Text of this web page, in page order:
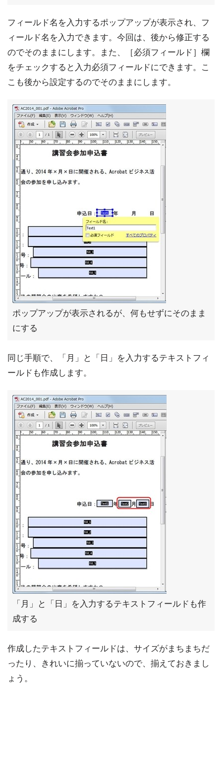
フィールド名を入力するポップアップが表示され、フ
ィールド名を入力できます。今回は、後から修正する
のでそのままにします。また、［必須フィールド］欄
をチェックすると入力必須フィールドにできます。こ
こも後から設定するのでそのままにします。
ポップアップが表示されるが、何もせずにそのまま
にする
同じ手順で、「月」と「日」を入力するテキストフィ
ールドも作成します。
「月」と「日」を入力するテキストフィールドも作
成する
作成したテキストフィールドは、サイズがまちまちだ
ったり、きれいに揃っていないので、揃えておきまし
ょう。